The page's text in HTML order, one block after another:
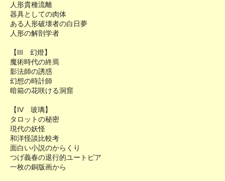
人形貴種流離
器具としての肉体
ある人形破壊者の白日夢
人形の解剖学者
【III 幻燈】
魔術時代の終焉
影法師の誘惑
幻想の時計師
暗箱の花咲ける洞窟
【IV 玻璃】
タロットの秘密
現代の妖怪
和洋怪談比較考
面白い小説のからくり
つげ義春の退行的ユートピア
一枚の銅版画から